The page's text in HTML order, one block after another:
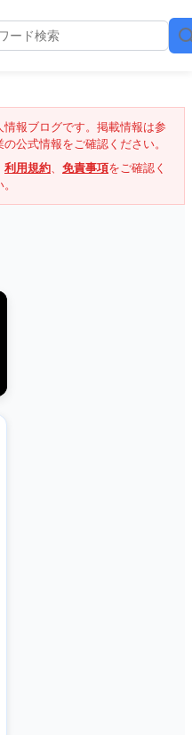
報ブログです。掲載情報は参
公式情報をご確認ください。
利用規約、 免責事項をご確認く